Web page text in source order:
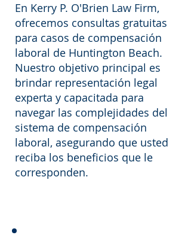
En Kerry P. O'Brien Law Firm,
ofrecemos consultas gratuitas
para casos de compensación
laboral de Huntington Beach.
Nuestro objetivo principal es
brindar representación legal
experta y capacitada para
navegar las complejidades del
sistema de compensación
laboral, asegurando que usted
reciba los beneficios que le
corresponden.